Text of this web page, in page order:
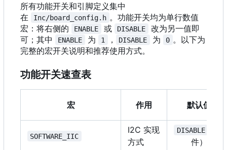
所有功能开关和引脚定义集中
在
Inc/board_config.h 。功能开关均为单行数值
宏：将右侧的
ENABLE 或 DISABLE
改为另一值即
可；其中
ENABLE 为 1 ， DISABLE 为 0 。以下为
完整的宏开关说明和推荐使用方式。
功能开关速查表
宏 作用 默认值
SOFTWARE_IIC
I2C 实现
方式
DISABLE
件）